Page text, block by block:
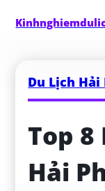
Du Lịch Hải
Top
Hải